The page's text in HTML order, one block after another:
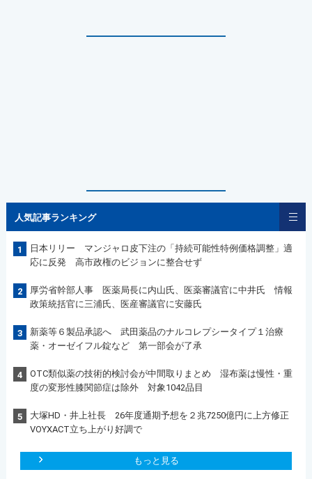
人気記事ランキング
1
日本リリー マンジャロ皮下注の「持続可能性特例価格調整」適
応に反発 高市政権のビジョンに整合せず
2
厚労省幹部人事 医薬局長に内山氏、医薬審議官に中井氏 情報
政策統括官に三浦氏、医産審議官に安藤氏
3
新薬等６製品承認へ 武田薬品のナルコレプシータイプ１治療
薬・オーゼイフル錠など 第一部会が了承
4
OTC類似薬の技術的検討会が中間取りまとめ 湿布薬は慢性・重
度の変形性膝関節症は除外 対象1042品目
5
大塚HD・井上社長 26年度通期予想を２兆7250億円に上方修正
VOYXACT立ち上がり好調で
もっと見る